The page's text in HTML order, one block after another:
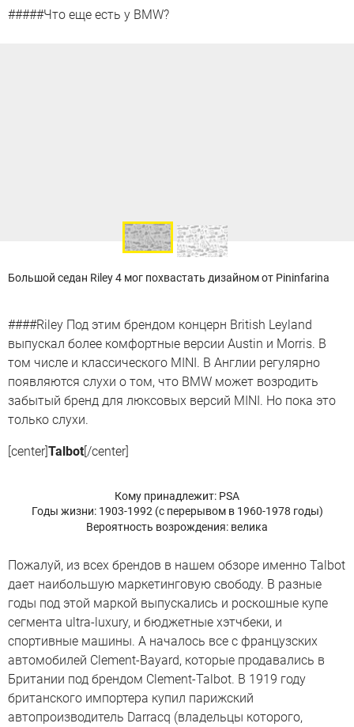
#####Что еще есть у BMW?
Большой седан Riley 4 мог похвастать дизайном от Pininfarina
####Riley Под этим брендом концерн British Leyland
выпускал более комфортные версии Austin и Morris. В
том числе и классического MINI. В Англии регулярно
появляются слухи о том, что BMW может возродить
забытый бренд для люксовых версий MINI. Но пока это
только слухи.
[center]Talbot[/center]
Кому принадлежит: PSA
Годы жизни: 1903-1992 (с перерывом в 1960-1978 годы)
Вероятность возрождения: велика
Пожалуй, из всех брендов в нашем обзоре именно Talbot
дает наибольшую маркетинговую свободу. В разные
годы под этой маркой выпускались и роскошные купе
сегмента ultra-luxury, и бюджетные хэтчбеки, и
спортивные машины. А началось все с французских
автомобилей Clement-Bayard, которые продавались в
Британии под брендом Clement-Talbot. В 1919 году
британского импортера купил парижский
автопроизводитель Darracq (владельцы которого,